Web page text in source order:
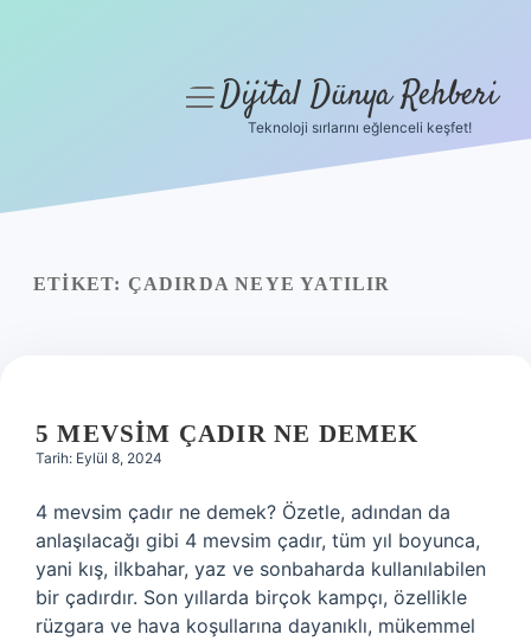
Yasal Uyarı
menüyüDijital Dünya Rehberi
Teknoloji sırlarını eğlenceli keşfet!
ETIKET: ÇADIRDA NEYE YATILIR
5 MEVSIM ÇADIR NE DEMEK
Tarih: Eylül 8, 2024
4 mevsim çadır ne demek? Özetle, adından da
anlaşılacağı gibi 4 mevsim çadır, tüm yıl boyunca,
yani kış, ilkbahar, yaz ve sonbaharda kullanılabilen
bir çadırdır. Son yıllarda birçok kampçı, özellikle
rüzgara ve hava koşullarına dayanıklı, mükemmel